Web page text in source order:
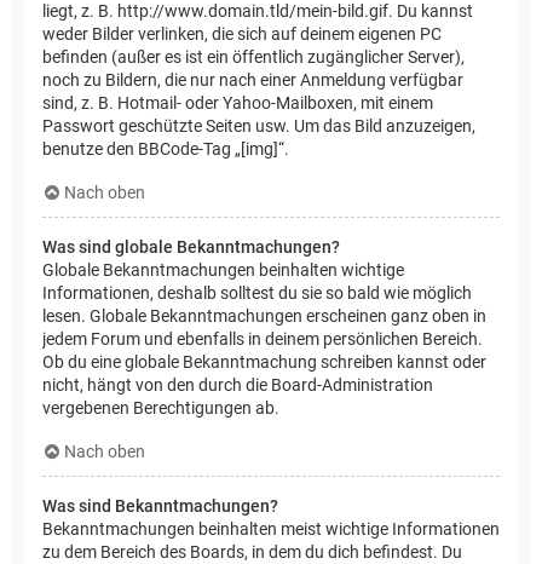
liegt, z. B. http://www.domain.tld/mein-bild.gif. Du kannst
weder Bilder verlinken, die sich auf deinem eigenen PC
befinden (außer es ist ein öffentlich zugänglicher Server),
noch zu Bildern, die nur nach einer Anmeldung verfügbar
sind, z. B. Hotmail- oder Yahoo-Mailboxen, mit einem
Passwort geschützte Seiten usw. Um das Bild anzuzeigen,
benutze den BBCode-Tag „[img]“.
Nach oben
Was sind globale Bekanntmachungen?
Globale Bekanntmachungen beinhalten wichtige
Informationen, deshalb solltest du sie so bald wie möglich
lesen. Globale Bekanntmachungen erscheinen ganz oben in
jedem Forum und ebenfalls in deinem persönlichen Bereich.
Ob du eine globale Bekanntmachung schreiben kannst oder
nicht, hängt von den durch die Board-Administration
vergebenen Berechtigungen ab.
Nach oben
Was sind Bekanntmachungen?
Bekanntmachungen beinhalten meist wichtige Informationen
zu dem Bereich des Boards, in dem du dich befindest. Du